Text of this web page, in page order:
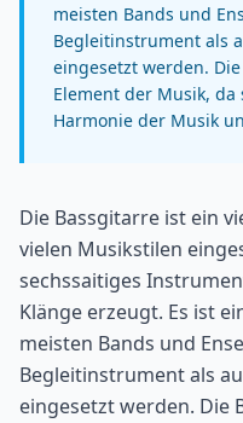
meisten Bands und
Begleitinstrument als
eingesetzt werden.
Element der Musik,
Harmonie der Musik
Die Bassgitarre ist ein
vielen Musikstilen
sechssaitiges
Klänge erzeugt. Es ist
meisten Bands und
Begleitinstrument als
eingesetzt werden. Die